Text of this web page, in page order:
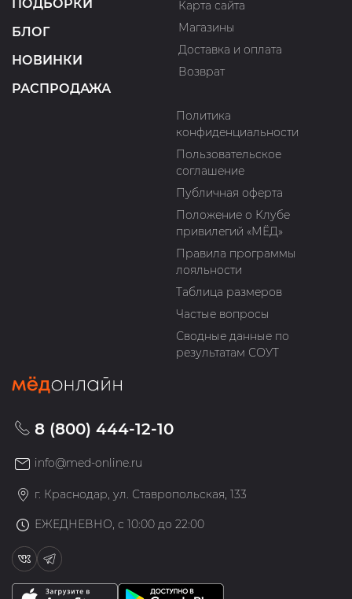
ПОДБОРКИ
БЛОГ
НОВИНКИ
РАСПРОДАЖА
Карта сайта
Магазины
Доставка и оплата
Возврат
Политика
конфиденциальности
Пользовательское
соглашение
Публичная оферта
Положение о Клубе
привилегий «МЁД»
Правила программы
лояльности
Таблица размеров
Частые вопросы
Сводные данные по
результатам СОУТ
8 (800) 444-12-10
info@med-online.ru
г. Краснодар, ул. Ставропольская, 133
ЕЖЕДНЕВНО, с 10:00 до 22:00